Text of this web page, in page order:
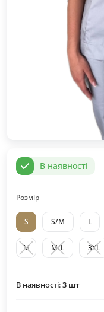
В наявності
Розмір
S S/M L
M M/L 3XL
В наявності:3 шт